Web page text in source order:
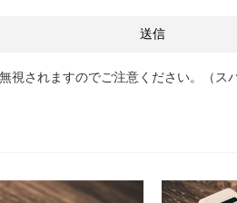
視されますのでご注意ください。（ス